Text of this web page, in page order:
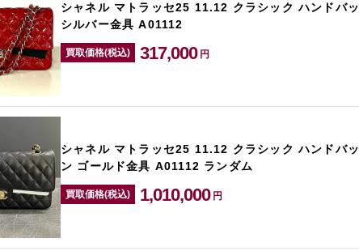
シャネル マトラッセ25 11.12 クラシック ハンドバ
シルバー金具 A01112
買取価格(税込) 317,000 円
シャネル マトラッセ25 11.12 クラシック ハンドバ
ン ゴールド金具 A01112 ランダム
買取価格(税込) 1,010,000 円